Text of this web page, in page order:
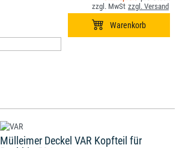
Mülleimer Deckel VAR Kopfteil für